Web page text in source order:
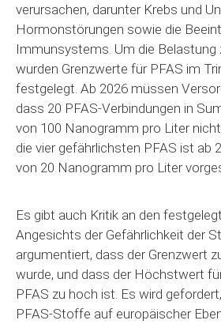
verursachen, darunter Krebs und
Hormonstörungen sowie die
Immunsystems. Um die Belastung
wurden Grenzwerte für PFAS im
festgelegt. Ab 2026 müssen
dass 20 PFAS-Verbindungen in
von 100 Nanogramm pro Liter
die vier gefährlichsten PFAS ist ab
von 20 Nanogramm pro Liter
Es gibt auch Kritik an den
Angesichts der Gefährlichkeit der
argumentiert, dass der Grenzwert
wurde, und dass der Höchstwert
PFAS zu hoch ist. Es wird
PFAS-Stoffe auf europäischer